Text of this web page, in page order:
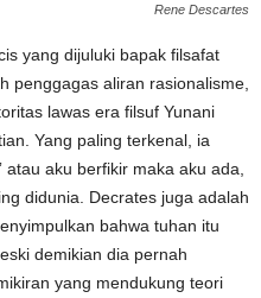
Rene Descartes
yang dijuluki bapak filsafat
penggagas aliran rasionalisme,
lawas era filsuf Yunani
Yang paling terkenal, ia
aku berfikir maka aku ada,
didunia. Decrates juga adalah
bahwa tuhan itu
demikian dia pernah
yang mendukung teori